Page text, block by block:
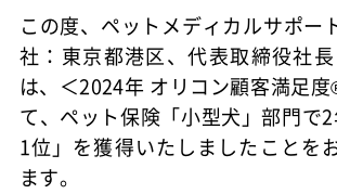
この度、ペットメディカルサポー
社：東京都港区、代表取締役社長
は、＜2024年 オリコン顧客満足
て、ペット保険「小型犬」部門で
1位」を獲得いたしましたことを
ます。